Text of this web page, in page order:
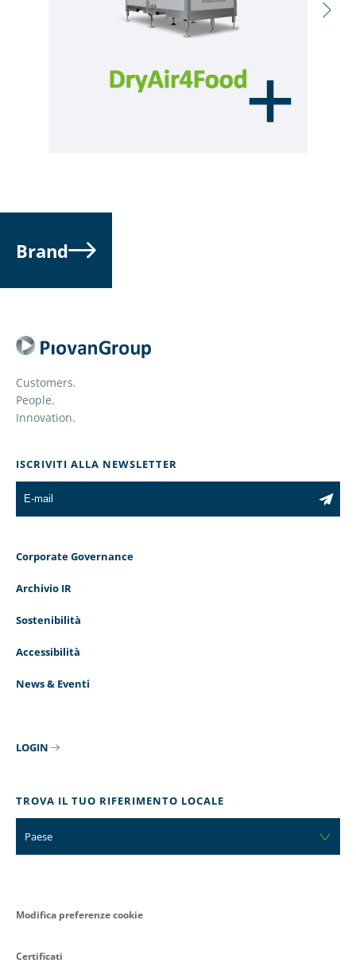
Brand
Customers.
People.
Innovation.
ISCRIVITI ALLA NEWSLETTER
Corporate Governance
Archivio IR
Sostenibilità
Accessibilità
News & Eventi
LOGIN
TROVA IL TUO RIFERIMENTO LOCALE
Paese
Modifica preferenze cookie
Certificati